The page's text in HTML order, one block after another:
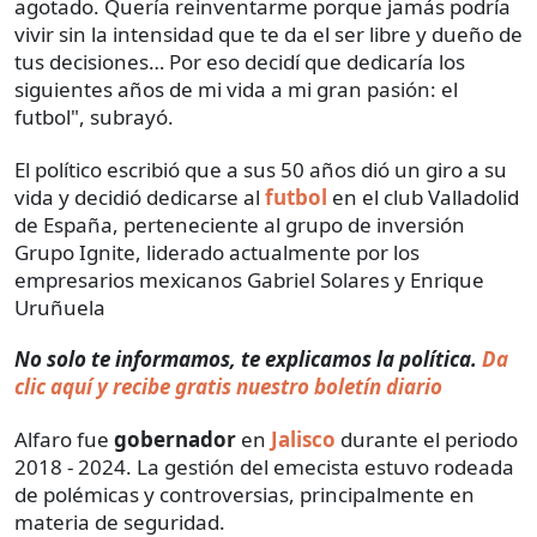
agotado. Quería reinventarme porque jamás podría
vivir sin la intensidad que te da el ser libre y dueño de
tus decisiones… Por eso decidí que dedicaría los
siguientes años de mi vida a mi gran pasión: el
futbol", subrayó.
El político escribió que a sus 50 años dió un giro a su
vida y decidió dedicarse al futbol en el club Valladolid
de España, perteneciente al grupo de inversión
Grupo Ignite, liderado actualmente por los
empresarios mexicanos Gabriel Solares y Enrique
Uruñuela
No solo te informamos, te explicamos la política. Da
clic aquí y recibe gratis nuestro boletín diario
Alfaro fue gobernador en Jalisco durante el periodo
2018 - 2024. La gestión del emecista estuvo rodeada
de polémicas y controversias, principalmente en
materia de seguridad.